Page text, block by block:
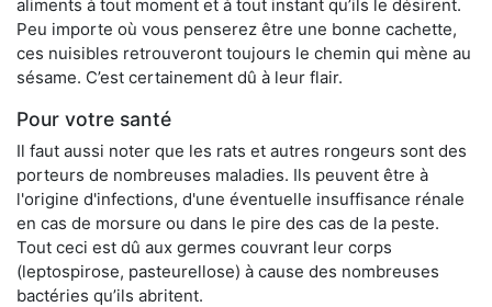
aliments à tout moment et à tout instant qu’ils le désirent.
Peu importe où vous penserez être une bonne cachette,
ces nuisibles retrouveront toujours le chemin qui mène au
sésame. C’est certainement dû à leur flair.
Pour votre santé
Il faut aussi noter que les rats et autres rongeurs sont des
porteurs de nombreuses maladies. Ils peuvent être à
l'origine d'infections, d'une éventuelle insuffisance rénale
en cas de morsure ou dans le pire des cas de la peste.
Tout ceci est dû aux germes couvrant leur corps
(leptospirose, pasteurellose) à cause des nombreuses
bactéries qu’ils abritent.